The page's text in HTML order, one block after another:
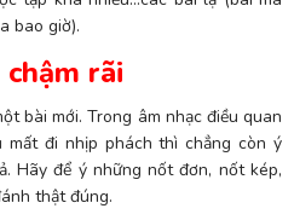
bao giờ).
rãi
bài mới. Trong âm nhạc điều quan
đi nhịp phách thì chẳng còn ý
Hãy để ý những nốt đơn, nốt kép,
thật đúng.